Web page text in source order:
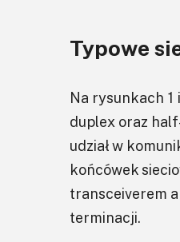
Typowe
Na rysunkach
duplex oraz
udział w
końcówek
transceiverem
terminacji.